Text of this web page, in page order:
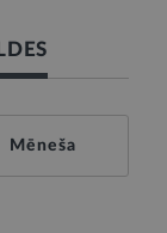
Mēneša